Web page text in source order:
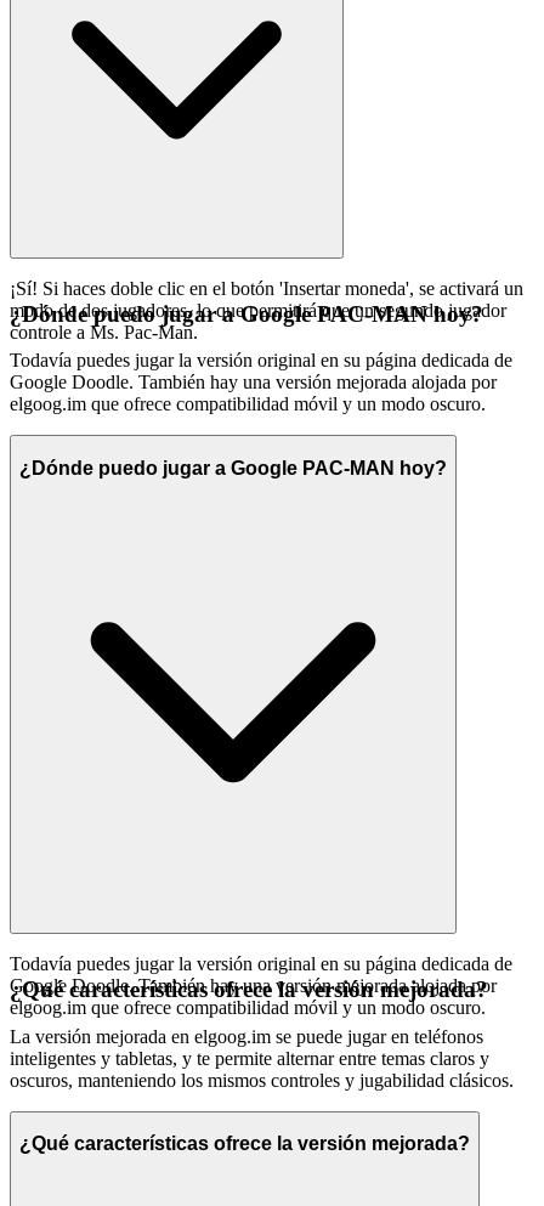
¡Sí! Si haces doble clic en el botón 'Insertar moneda', se activará un
modo de dos jugadores, lo que permitirá que un segundo jugador
controle a Ms. Pac-Man.
¿Dónde puedo jugar a Google PAC-MAN hoy?
Todavía puedes jugar la versión original en su página dedicada de
Google Doodle. También hay una versión mejorada alojada por
elgoog.im que ofrece compatibilidad móvil y un modo oscuro.
¿Dónde puedo jugar a Google PAC-MAN hoy?
Todavía puedes jugar la versión original en su página dedicada de
Google Doodle. También hay una versión mejorada alojada por
elgoog.im que ofrece compatibilidad móvil y un modo oscuro.
¿Qué características ofrece la versión mejorada?
La versión mejorada en elgoog.im se puede jugar en teléfonos
inteligentes y tabletas, y te permite alternar entre temas claros y
oscuros, manteniendo los mismos controles y jugabilidad clásicos.
¿Qué características ofrece la versión mejorada?